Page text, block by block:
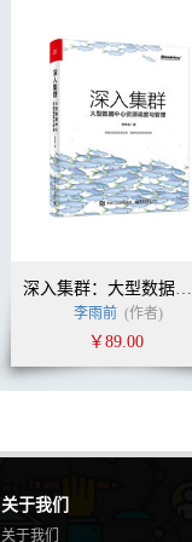
深入集群：大型数据中心资源调度与管理
李雨前 (作者)
￥89.00
关于我们
关于我们